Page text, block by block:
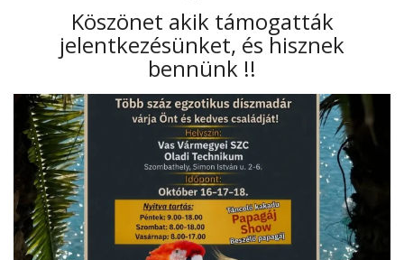
Köszönet akik támogatták
jelentkezésünket, és hisznek
bennünk !!